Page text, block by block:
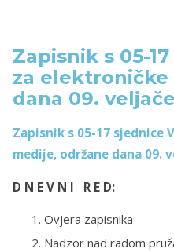
Zapisnik s 05-
za
dana 09.
Zapisnik s 05-17 sjednice
medije, održane dana 09.
D N E V N I R E D:
Ovjera zapisnika
Nadzor nad radom